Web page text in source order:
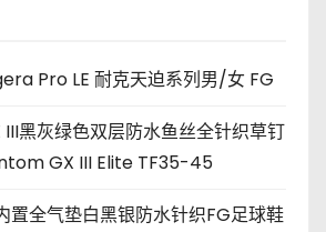
Pro LE 耐克天迫系列男/女 FG
黑灰绿色双层防水鱼丝全针织草钉
GX III Elite TF35-45
置全气垫白黑银防水针织FG足球鞋